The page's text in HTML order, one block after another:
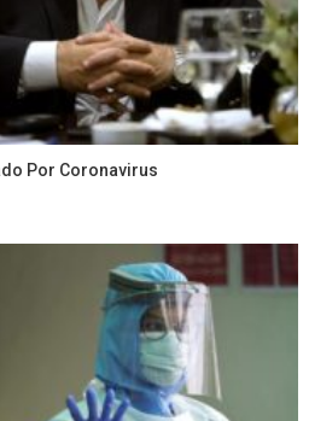
Por Coronavirus